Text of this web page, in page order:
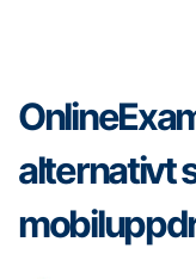
alternativt